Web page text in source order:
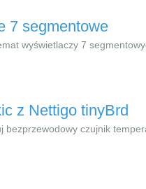
7 segmentowe
wyświetlaczy 7
z Nettigo tinyBrd
bezprzewodowy czujnik